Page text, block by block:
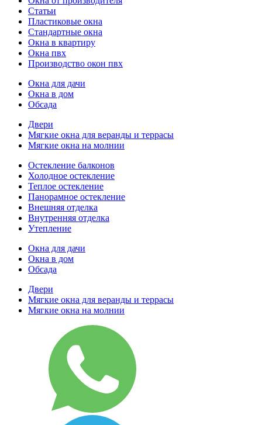
Статьи
Пластиковые окна
Стандартные окна
Окна в квартиру
Окна пвх
Производство окон пвх
Окна для дачи
Окна в дом
Обсада
Двери
Мягкие окна для веранды и террасы
Мягкие окна на молнии
Остекление балконов
Холодное остекление
Теплое остекление
Панорамное остекление
Внешняя отделка
Внутренняя отделка
Утепление
Окна для дачи
Окна в дом
Обсада
Двери
Мягкие окна для веранды и террасы
Мягкие окна на молнии